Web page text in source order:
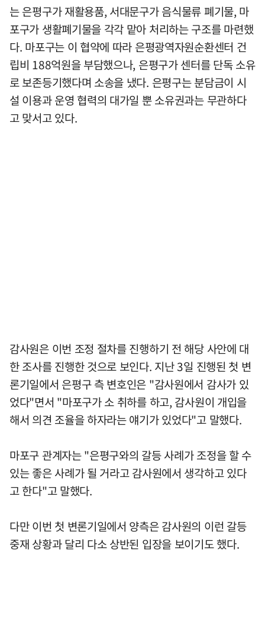
는 은평구가 재활용품, 서대문구가 음식물류 폐기물, 마
포구가 생활폐기물을 각각 맡아 처리하는 구조를 마련했
다. 마포구는 이 협약에 따라 은평광역자원순환센터 건
립비 188억원을 부담했으나, 은평구가 센터를 단독 소유
로 보존등기했다며 소송을 냈다. 은평구는 분담금이 시
설 이용과 운영 협력의 대가일 뿐 소유권과는 무관하다
고 맞서고 있다.
감사원은 이번 조정 절차를 진행하기 전 해당 사안에 대
한 조사를 진행한 것으로 보인다. 지난 3일 진행된 첫 변
론기일에서 은평구 측 변호인은 "감사원에서 감사가 있
었다"면서 "마포구가 소 취하를 하고, 감사원이 개입을
해서 의견 조율을 하자라는 얘기가 있었다"고 말했다.
마포구 관계자는 "은평구와의 갈등 사례가 조정을 할 수
있는 좋은 사례가 될 거라고 감사원에서 생각하고 있다
고 한다"고 말했다.
다만 이번 첫 변론기일에서 양측은 감사원의 이런 갈등
중재 상황과 달리 다소 상반된 입장을 보이기도 했다.